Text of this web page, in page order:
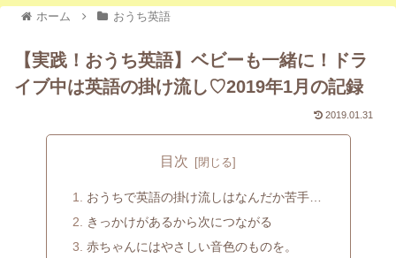
ホーム おうち英語
【実践！おうち英語】ベビーも一緒に！ドラ
イブ中は英語の掛け流し♡2019年1月の記録
2019.01.31
目次
おうちで英語の掛け流しはなんだか苦手…
きっかけがあるから次につながる
赤ちゃんにはやさしい音色のものを。